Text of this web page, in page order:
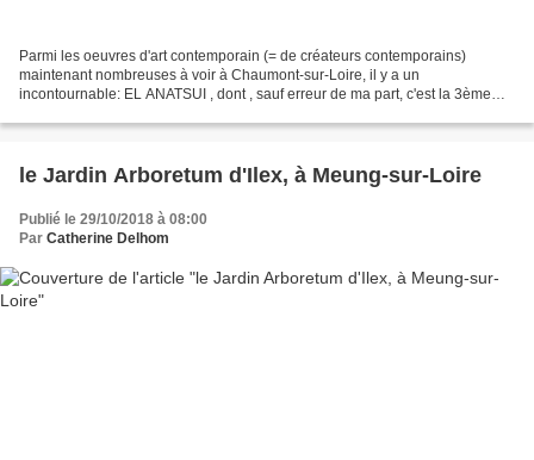
Parmi les oeuvres d'art contemporain (= de créateurs contemporains)
maintenant nombreuses à voir à Chaumont-sur-Loire, il y a un
incontournable: EL ANATSUI , dont , sauf erreur de ma part, c'est la 3ème
le Jardin Arboretum d'Ilex, à Meung-sur-Loire
Publié le 29/10/2018 à 08:00
Par Catherine Delhom